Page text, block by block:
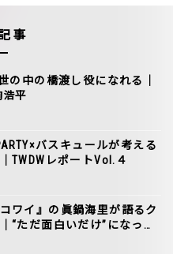
事
の中の橋渡し役になれる｜
平
バスキュールが考える
TWDWレポートVol.４
ワイ』の眞鍋海里が語るク
“ただ面白いだけ”になって